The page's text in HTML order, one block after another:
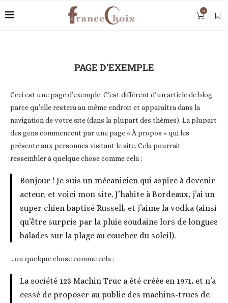
0
PAGE D’EXEMPLE
Ceci est une page d’exemple. C’est différent d’un article de blog
parce qu’elle restera au même endroit et apparaîtra dans la
navigation de votre site (dans la plupart des thèmes). La plupart
des gens commencent par une page « À propos » qui les
présente aux personnes visitant le site. Cela pourrait
ressembler à quelque chose comme cela :
Bonjour ! Je suis un mécanicien qui aspire à devenir
acteur, et voici mon site. J’habite à Bordeaux, j’ai un
super chien baptisé Russell, et j’aime la vodka (ainsi
qu’être surpris par la pluie soudaine lors de longues
balades sur la plage au coucher du soleil).
…ou quelque chose comme cela :
La société 123 Machin Truc a été créée en 1971, et n’a
cessé de proposer au public des machins-trucs de